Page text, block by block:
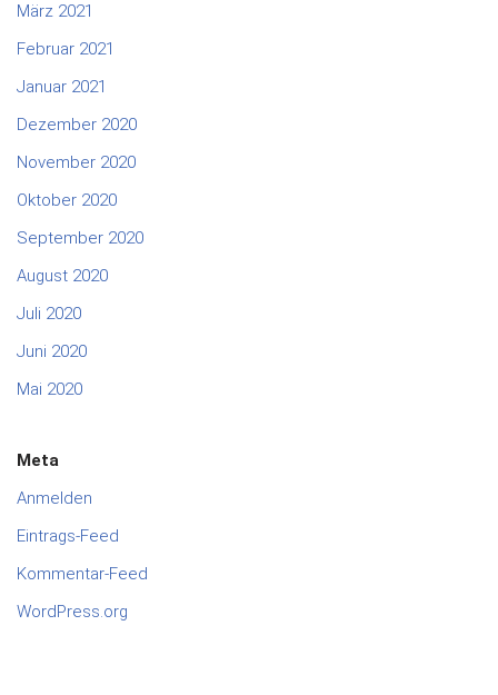
März 2021
Februar 2021
Januar 2021
Dezember 2020
November 2020
Oktober 2020
September 2020
August 2020
Juli 2020
Juni 2020
Mai 2020
Meta
Anmelden
Eintrags-Feed
Kommentar-Feed
WordPress.org